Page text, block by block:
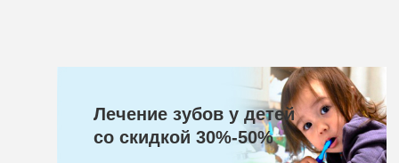
Лечение зубов у детей
со скидкой 30%-50%